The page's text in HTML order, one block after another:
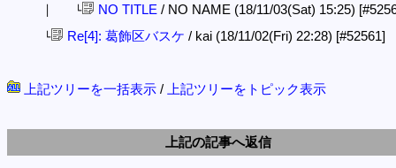
│ └ NO TITLE / NO NAME (18/11/03(Sat) 15:25)
└ Re[4]: 葛飾区バスケ / kai (18/11/02(Fri) 22:28) [#52561]
上記ツリーを一括表示 / 上記ツリーをトピック表示
上記の記事へ返信